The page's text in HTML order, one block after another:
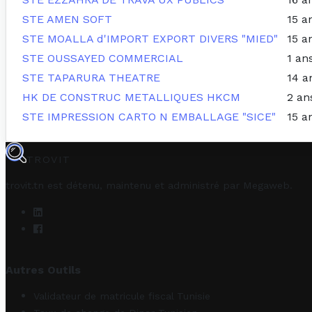
STE AMEN SOFT
15
STE MOALLA d'IMPORT EXPORT DIVERS "MIED"
15
STE OUSSAYED COMMERCIAL
1
STE TAPARURA THEATRE
14
HK DE CONSTRUC METALLIQUES HKCM
2
STE IMPRESSION CARTO N EMBALLAGE "SICE"
15
TROVIT
trovit.tn est détenu, maintenu et administré par Megaweb
Autres Outils
Validateur de matricule fiscal Tunisie